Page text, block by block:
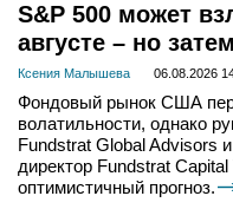
S&P 500 может
августе – но
Ксения Малышева 06.08.2026
Фондовый рынок США
волатильности, однако
Fundstrat Global Advisors
директор Fundstrat
оптимистичный прогноз.